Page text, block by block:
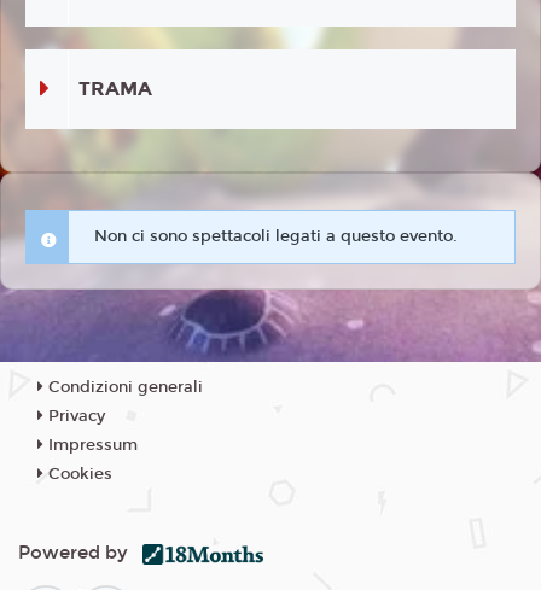
TRAMA
Non ci sono spettacoli legati a questo evento.
Condizioni generali
Privacy
Impressum
Cookies
Powered by